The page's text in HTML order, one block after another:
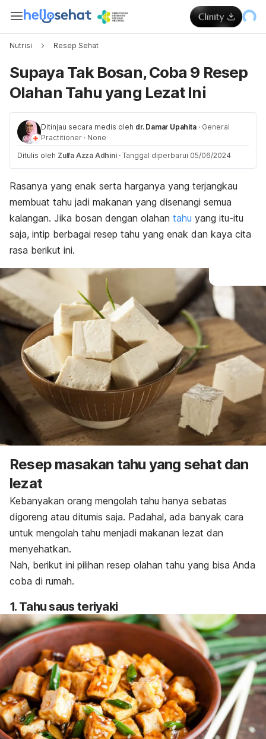
Nutrisi Resep Sehat
Supaya Tak Bosan, Coba 9 Resep
Olahan Tahu yang Lezat Ini
Ditinjau secara medis oleh dr. Damar Upahita · General
Practitioner · None
Ditulis oleh Zulfa Azza Adhini · Tanggal diperbarui 05/06/2024
Rasanya yang enak serta harganya yang terjangkau
membuat tahu jadi makanan yang disenangi semua
kalangan. Jika bosan dengan olahan tahu yang itu-itu
saja, intip berbagai resep tahu yang enak dan kaya cita
rasa berikut ini.
Resep masakan tahu yang sehat dan
lezat
Kebanyakan orang mengolah tahu hanya sebatas
digoreng atau ditumis saja. Padahal, ada banyak cara
untuk mengolah tahu menjadi makanan lezat dan
menyehatkan.
Nah, berikut ini pilihan resep olahan tahu yang bisa Anda
coba di rumah.
1. Tahu saus teriyaki